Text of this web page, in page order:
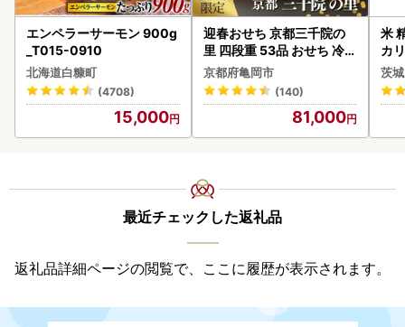
エンペラーサーモン 900g
_T015-0910
北海道白糠町
(4708)
15,000
迎春おせち 京都三千院の
里 四段重 53品 おせち 冷蔵
2027 先行予約
京都府亀岡市
(140)
81,000
米
カ
茨
最近チェックした返礼品
返礼品詳細ページの閲覧で、ここに履歴が表示されます。